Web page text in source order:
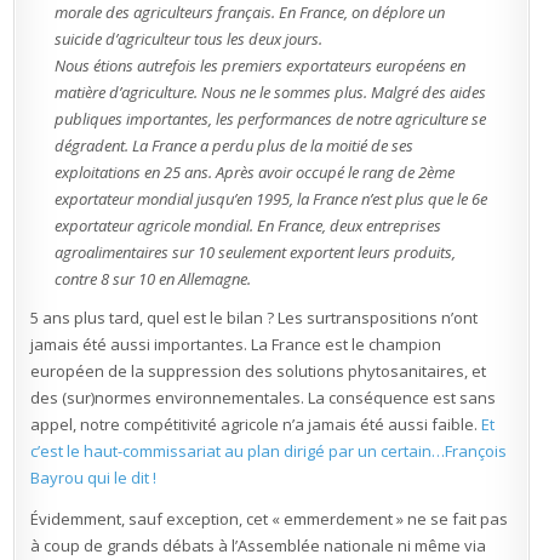
morale des agriculteurs français. En France, on déplore un
suicide d’agriculteur tous les deux jours.
Nous étions autrefois les premiers exportateurs européens en
matière d’agriculture. Nous ne le sommes plus. Malgré des aides
publiques importantes, les performances de notre agriculture se
dégradent. La France a perdu plus de la moitié de ses
exploitations en 25 ans. Après avoir occupé le rang de 2ème
exportateur mondial jusqu’en 1995, la France n’est plus que le 6e
exportateur agricole mondial. En France, deux entreprises
agroalimentaires sur 10 seulement exportent leurs produits,
contre 8 sur 10 en Allemagne.
5 ans plus tard, quel est le bilan ? Les surtranspositions n’ont
jamais été aussi importantes. La France est le champion
européen de la suppression des solutions phytosanitaires, et
des (sur)normes environnementales. La conséquence est sans
appel, notre compétitivité agricole n’a jamais été aussi faible.Et
c’est le haut-commissariat au plan dirigé par un certain…François
Bayrou qui le dit !
Évidemment, sauf exception, cet « emmerdement » ne se fait pas
à coup de grands débats à l’Assemblée nationale ni même via